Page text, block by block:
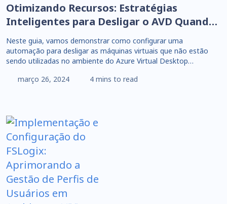
Otimizando Recursos: Estratégias
Inteligentes para Desligar o AVD Quando
Não Está em Uso
Neste guia, vamos demonstrar como configurar uma
automação para desligar as máquinas virtuais que não estão
sendo utilizadas no ambiente do Azure Virtual Desktop…
março 26, 2024
4 mins to read